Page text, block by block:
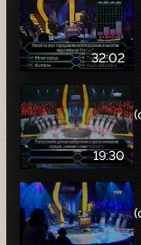
32:02
19:30